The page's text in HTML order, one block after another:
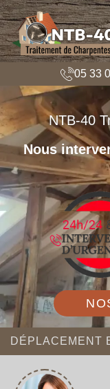
05 33
NTB-40
Nous
DÉPLACEMENT